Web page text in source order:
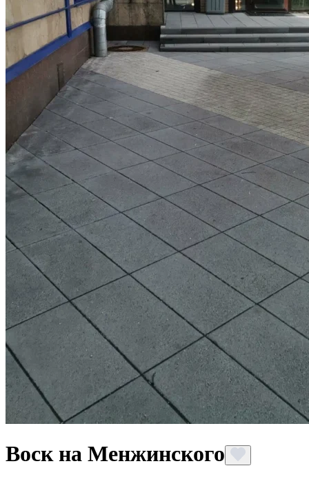
Воск на Менжинского